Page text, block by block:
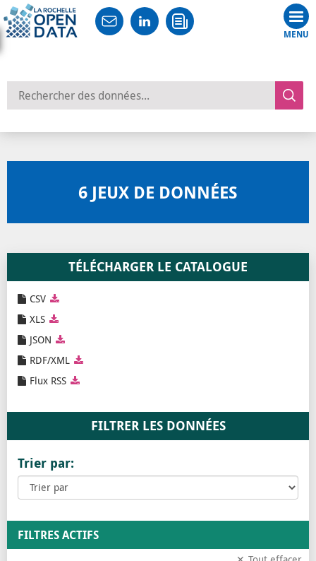
Rechercher des données
6 JEUX DE DONNÉES
Trier par:
FILTRES ACTIFS
TÉLÉCHARGER LE CATALOGUE
CSV
XLS
JSON
RDF/XML
Flux RSS